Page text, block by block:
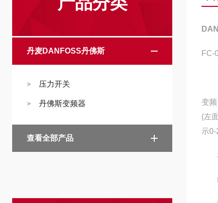
丹麦DANFOSS丹佛斯
压力开关
丹佛斯变频器
查看全部产品
FC-
变
(左
示
在